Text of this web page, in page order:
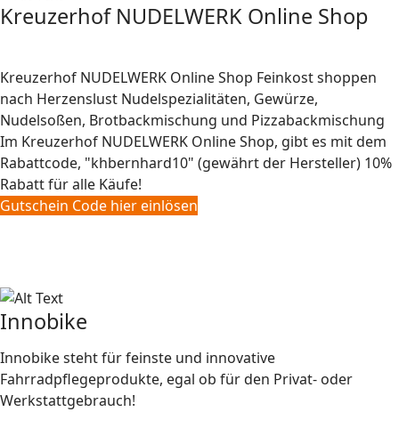
Kreuzerhof NUDELWERK Online Shop
Kreuzerhof NUDELWERK Online Shop Feinkost shoppen
nach Herzenslust Nudelspezialitäten, Gewürze,
Nudelsoßen, Brotbackmischung und Pizzabackmischung
Im Kreuzerhof NUDELWERK Online Shop, gibt es mit dem
Rabattcode, "khbernhard10" (gewährt der Hersteller) 10%
Rabatt für alle Käufe!
Gutschein Code hier einlösen
Innobike
Innobike steht für feinste und innovative
Fahrradpflegeprodukte, egal ob für den Privat- oder
Werkstattgebrauch!